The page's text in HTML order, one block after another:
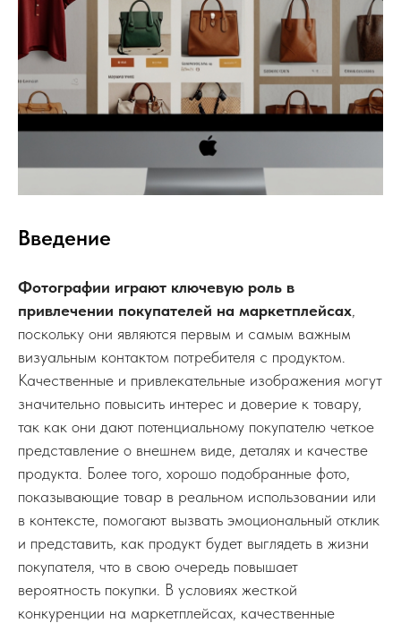
Введение
Фотографии играют ключевую роль в
привлечении покупателей на маркетплейсах
поскольку они являются первым и самым важным
визуальным контактом потребителя с продуктом.
Качественные и привлекательные изображения могут
значительно повысить интерес и доверие к товару,
так как они дают потенциальному покупателю четкое
представление о внешнем виде, деталях и качестве
продукта. Более того, хорошо подобранные фото,
показывающие товар в реальном использовании или
в контексте, помогают вызвать эмоциональный отклик
и представить, как продукт будет выглядеть в жизни
покупателя, что в свою очередь повышает
вероятность покупки. В условиях жесткой
конкуренции на маркетплейсах, качественные